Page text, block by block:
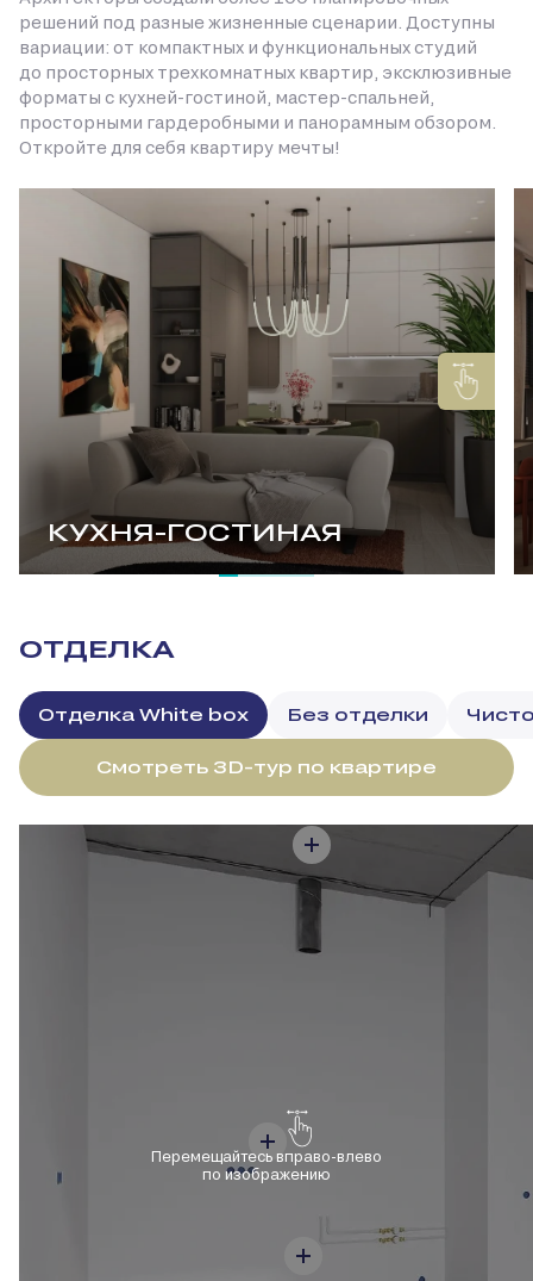
решений под разные жизненные сценарии. Доступны
вариации: от компактных и функциональных студий
до просторных трехкомнатных квартир, эксклюзивные
форматы с кухней-гостиной, мастер-спальней,
просторными гардеробными и панорамным обзором.
Откройте для себя квартиру мечты!
КУХНЯ-ГОСТИНАЯ
ОТДЕЛКА
Отделка White box Без отделки
Смотреть 3D-тур по квартире
Перемещайтесь вправо-влево
по изображению